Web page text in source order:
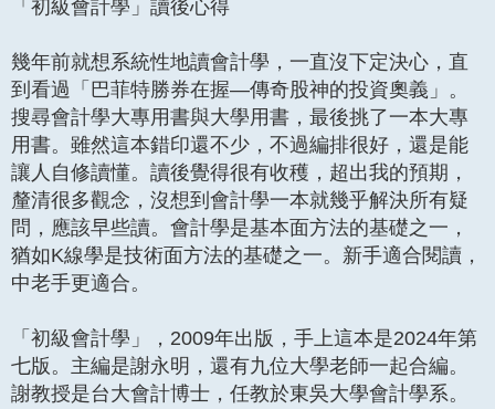
「初級會計學」讀後心得
幾年前就想系統性地讀會計學，一直沒下定決心，直
到看過「巴菲特勝券在握—傳奇股神的投資奧義」。
搜尋會計學大專用書與大學用書，最後挑了一本大專
用書。雖然這本錯印還不少，不過編排很好，還是能
讓人自修讀懂。讀後覺得很有收穫，超出我的預期，
釐清很多觀念，沒想到會計學一本就幾乎解決所有疑
問，應該早些讀。會計學是基本面方法的基礎之一，
猶如K線學是技術面方法的基礎之一。新手適合閱讀，
中老手更適合。
「初級會計學」，2009年出版，手上這本是2024年第
七版。主編是謝永明，還有九位大學老師一起合編。
謝教授是台大會計博士，任教於東吳大學會計學系。